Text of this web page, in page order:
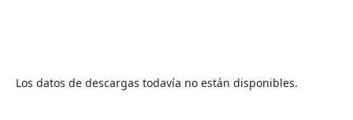
Los datos de descargas todavía no están disponibles.